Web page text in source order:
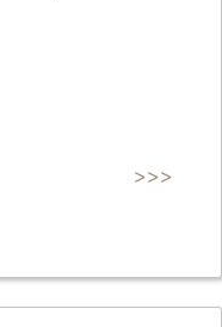
>>>